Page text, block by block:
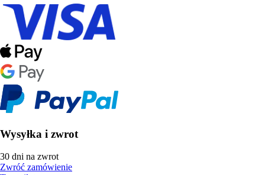
Wysyłka i zwrot
30 dni na zwrot
Zwróć zamówienie